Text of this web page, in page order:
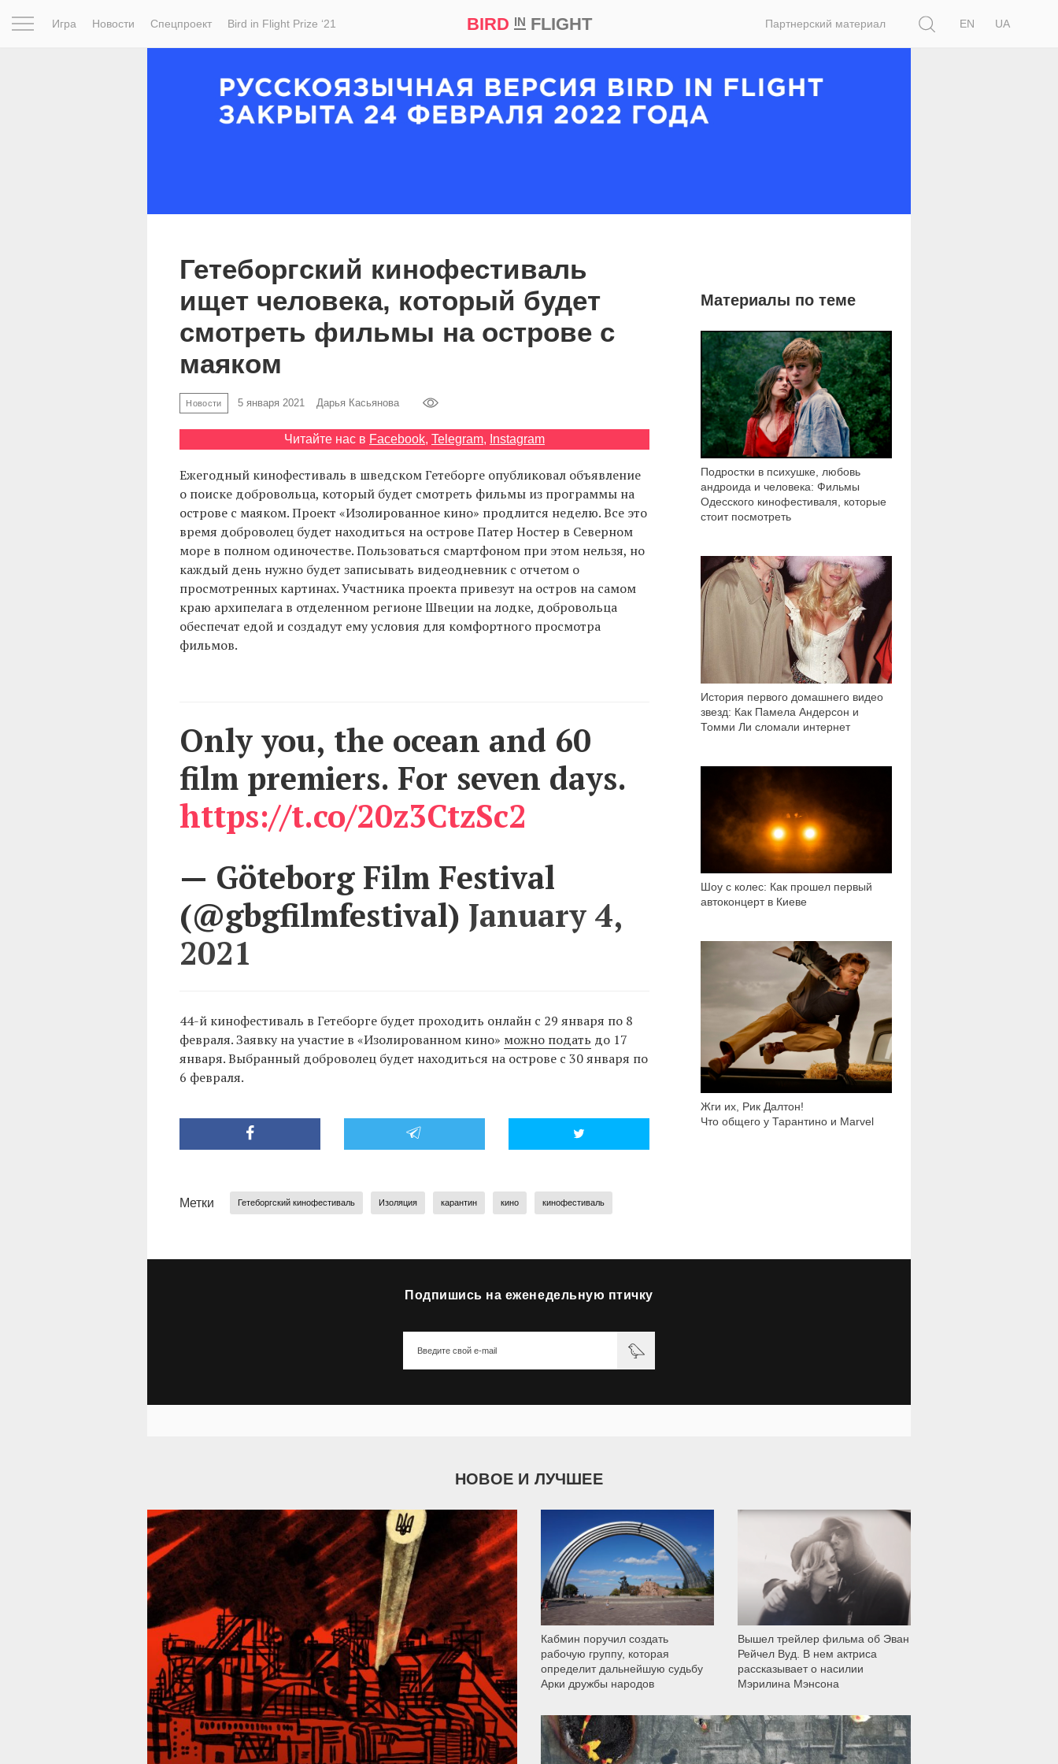
Игра Новости Спецпроект Bird in Flight Prize ‘21 BIRD INFLIGHT Партнерский материал
EN
UA
Гетеборгский кинофестиваль
ищет человека, который будет
смотреть фильмы на острове с
маяком
Новости 5 января 2021 Дарья Касьянова
Читайте нас в Facebook, Telegram, Instagram
Ежегодный кинофестиваль в шведском Гетеборге опубликовал объявление
о поиске добровольца, который будет смотреть фильмы из программы на
острове с маяком. Проект «Изолированное кино» продлится неделю. Все это
время доброволец будет находиться на острове Патер Ностер в Северном
море в полном одиночестве. Пользоваться смартфоном при этом нельзя, но
каждый день нужно будет записывать видеодневник с отчетом о
просмотренных картинах. Участника проекта привезут на остров на самом
краю архипелага в отделенном регионе Швеции на лодке, добровольца
обеспечат едой и создадут ему условия для комфортного просмотра
фильмов.
Only you, the ocean and 60
film premiers. For seven days.
https://t.co/20z3CtzSc2
— Göteborg Film Festival
(@gbgfilmfestival) January 4,
2021
44-й кинофестиваль в Гетеборге будет проходить онлайн с 29 января по 8
февраля. Заявку на участие в «Изолированном кино» можно подать до 17
января. Выбранный доброволец будет находиться на острове с 30 января по
6 февраля.
Метки Гетеборгский кинофестиваль Изоляция карантин кино кинофестиваль
Материалы по теме
Подростки в психушке, любовь
андроида и человека: Фильмы
Одесского кинофестиваля, которые
стоит посмотреть
2 354
История первого домашнего видео
звезд: Как Памела Андерсон и
Томми Ли сломали интернет
62 292
Шоу с колес: Как прошел первый
автоконцерт в Киеве
Жги их, Рик Далтон!
Что общего у Тарантино и Marvel
Подпишись на еженедельную птичку
НОВОЕ И ЛУЧШЕЕ
39 295
Кабмин поручил создать
рабочую группу, которая
определит дальнейшую судьбу
Арки дружбы народов
9 790
Вышел трейлер фильма об Эван
Рейчел Вуд. В нем актриса
рассказывает о насилии
Мэрилина Мэнсона
12 305